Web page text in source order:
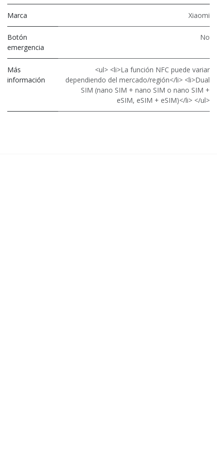
Marca Xiaomi
Botón
emergencia
No
Más
información
<ul> <li>La función NFC puede variar
dependiendo del mercado/región</li> <li>Dual
SIM (nano SIM + nano SIM o nano SIM +
eSIM, eSIM + eSIM)</li> </ul>